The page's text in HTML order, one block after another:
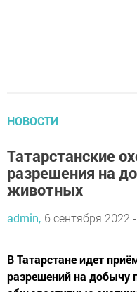
НОВОСТИ
Татарстанские
разрешения на
животных
admin, 6 сентября 2022
В Татарстане идет
разрешений на